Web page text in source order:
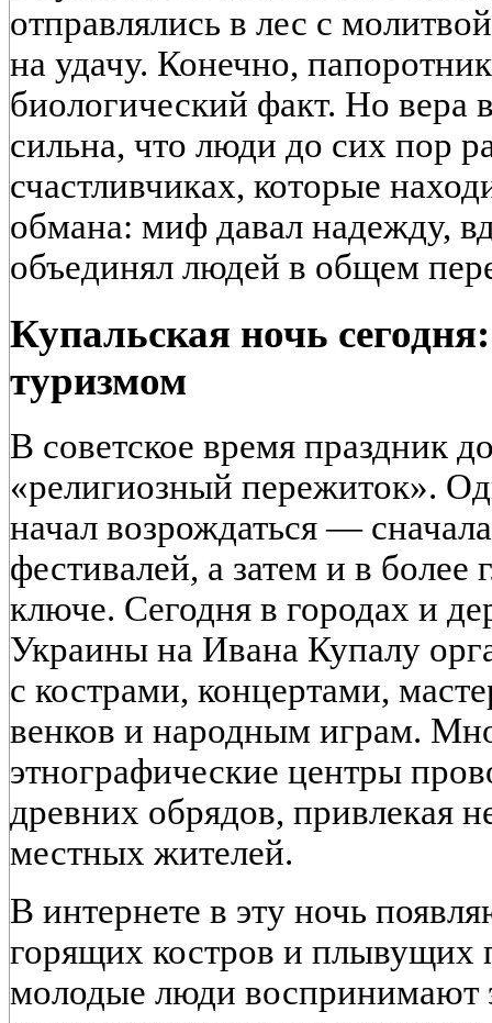
отправлялись в лес с
на удачу. Конечно,
биологический факт. Но вера
сильна, что люди до сих пор
счастливчиках, которые
обмана: миф давал надежду,
объединял людей в общем
Купальская ночь
туризмом
В советское время праздник
«религиозный пережиток».
начал возрождаться —
фестивалей, а затем и в более
ключе. Сегодня в городах и
Украины на Ивана Купалу
с кострами, концертами,
венков и народным играм.
этнографические центры
древних обрядов, привлекая
местных жителей.
В интернете в эту ночь
горящих костров и плывущих
молодые люди воспринимают